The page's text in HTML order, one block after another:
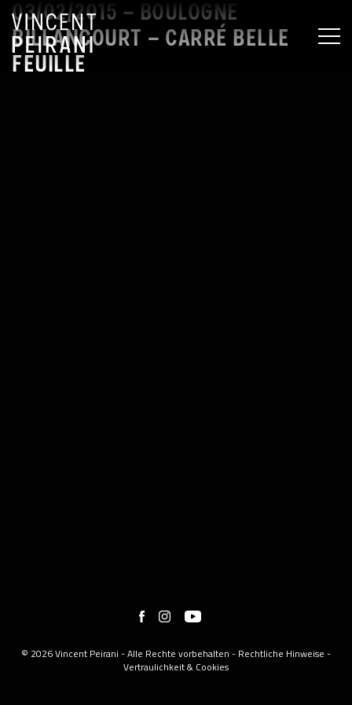
03/02/2015 – BOULOGNE
BILLANCOURT – CARRÉ BELLE
FEUILLE
© 2026 Vincent Peirani - Alle Rechte vorbehalten - Rechtliche Hinweise -
Vertraulichkeit & Cookies